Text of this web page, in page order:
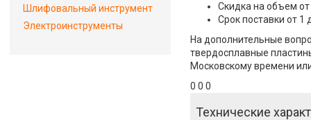
Скидка на объем от
Срок поставки от 1
На дополнительные
твердосплавные
Московскому времени
0 0 0
Технические
Шлифовальный инструмент
Электроинструменты